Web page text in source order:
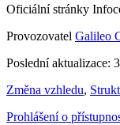
Oficiální stránky
Provozovatel Galileo
Poslední aktualizace:
Změna vzhledu,
Prohlášení o